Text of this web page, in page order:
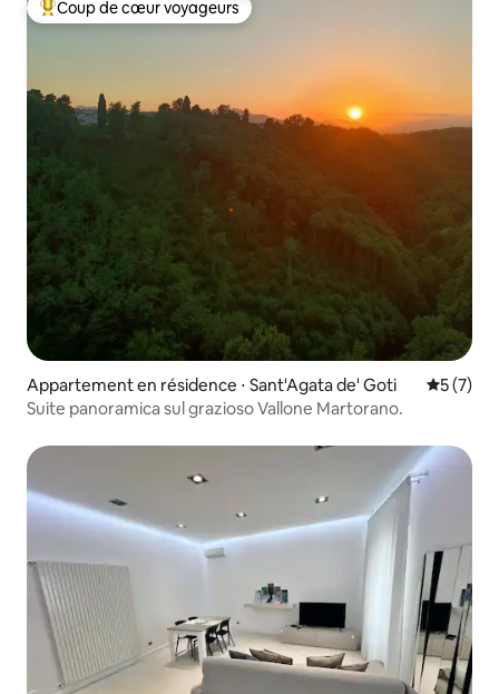
Coups de cœur voyageurs les plus appréciés
Coup de cœur voyageurs
Appartement en résidence ⋅ Sant'Agata de' Goti
5 (7)
Suite panoramica sul grazioso Vallone Martorano.